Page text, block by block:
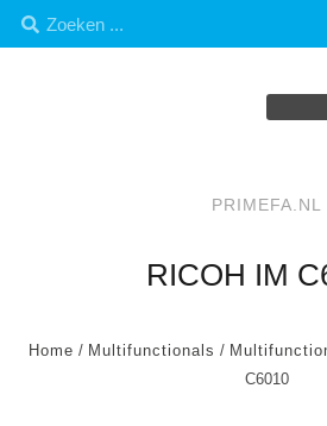
PRIMEFA.NL
RICOH IM
Home / Multifunctionals /
C6010